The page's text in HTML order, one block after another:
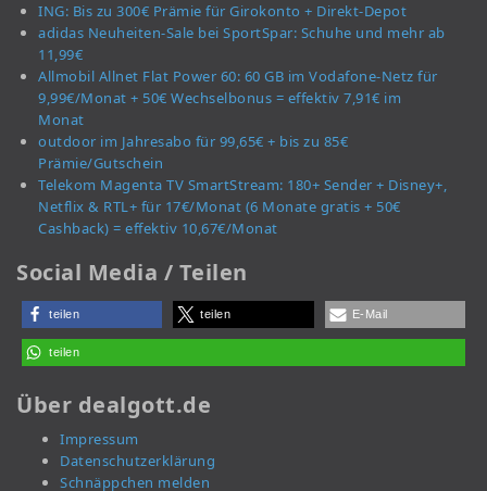
ING: Bis zu 300€ Prämie für Girokonto + Direkt-Depot
adidas Neuheiten-Sale bei SportSpar: Schuhe und mehr ab
11,99€
Allmobil Allnet Flat Power 60: 60 GB im Vodafone-Netz für
9,99€/Monat + 50€ Wechselbonus = effektiv 7,91€ im
Monat
outdoor im Jahresabo für 99,65€ + bis zu 85€
Prämie/Gutschein
Telekom Magenta TV SmartStream: 180+ Sender + Disney+,
Netflix & RTL+ für 17€/Monat (6 Monate gratis + 50€
Cashback) = effektiv 10,67€/Monat
Social Media / Teilen
teilen teilen E-Mail
teilen
Über dealgott.de
Impressum
Datenschutzerklärung
Schnäppchen melden